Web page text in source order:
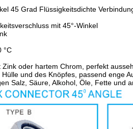
45 Grad Flüssigkeitsdichte
mit 45°-Winkel
°C
oder hartem Chrom, perfekt
und des Knöpfes, passend enge
Salz, Säure, Alkohol, Öle, Fette und